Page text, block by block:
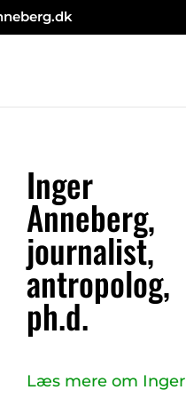
Inger
Anneberg,
journalist,
antropolog,
ph.d.
Læs mere om Inger